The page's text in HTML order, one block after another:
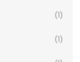
(1)
(1)